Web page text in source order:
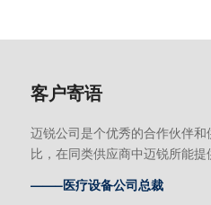
客户寄语
迈锐公司是个优秀的合作伙伴
比，在同类供应商中迈锐所能提
——–医疗设备公司总裁